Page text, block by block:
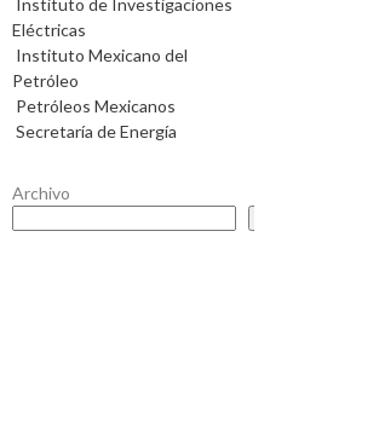
Instituto de Investigaciones
Eléctricas
Instituto Mexicano del
Petróleo
Petróleos Mexicanos
Secretaría de Energía
Archivo